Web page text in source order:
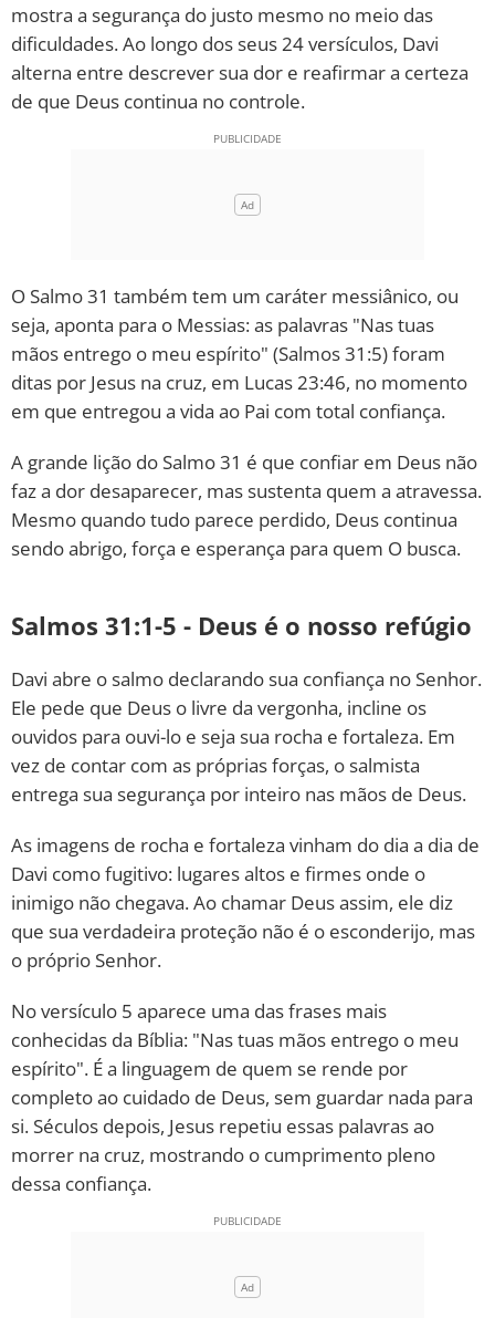
ESBOÇOS DE PREGAÇÃO
TEMAS
LOJA BÍBLIAON
mostra a segurança do justo mesmo no meio das
dificuldades. Ao longo dos seus 24 versículos, Davi
alterna entre descrever sua dor e reafirmar a certeza
de que Deus continua no controle.
O Salmo 31 também tem um caráter messiânico, ou
seja, aponta para o Messias: as palavras "Nas tuas
mãos entrego o meu espírito" (Salmos 31:5) foram
ditas por Jesus na cruz, em Lucas 23:46, no momento
em que entregou a vida ao Pai com total confiança.
A grande lição do Salmo 31 é que confiar em Deus não
faz a dor desaparecer, mas sustenta quem a atravessa.
Mesmo quando tudo parece perdido, Deus continua
sendo abrigo, força e esperança para quem O busca.
Salmos 31:1-5 - Deus é o nosso refúgio
Davi abre o salmo declarando sua confiança no Senhor.
Ele pede que Deus o livre da vergonha, incline os
ouvidos para ouvi-lo e seja sua rocha e fortaleza. Em
vez de contar com as próprias forças, o salmista
entrega sua segurança por inteiro nas mãos de Deus.
As imagens de rocha e fortaleza vinham do dia a dia de
Davi como fugitivo: lugares altos e firmes onde o
inimigo não chegava. Ao chamar Deus assim, ele diz
que sua verdadeira proteção não é o esconderijo, mas
o próprio Senhor.
No versículo 5 aparece uma das frases mais
conhecidas da Bíblia: "Nas tuas mãos entrego o meu
espírito". É a linguagem de quem se rende por
completo ao cuidado de Deus, sem guardar nada para
si. Séculos depois, Jesus repetiu essas palavras ao
morrer na cruz, mostrando o cumprimento pleno
dessa confiança.